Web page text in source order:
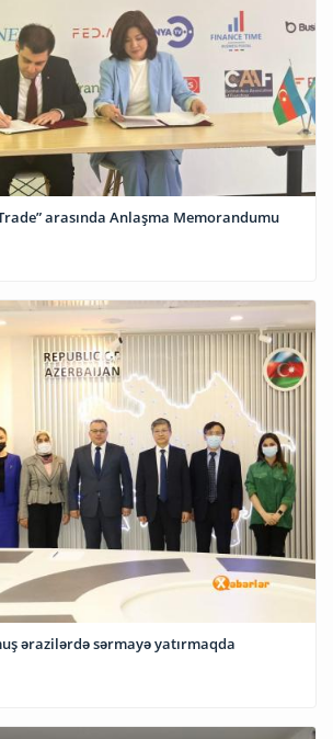
arasında Anlaşma Memorandumu
ərazilərdə sərmayə yatırmaqda